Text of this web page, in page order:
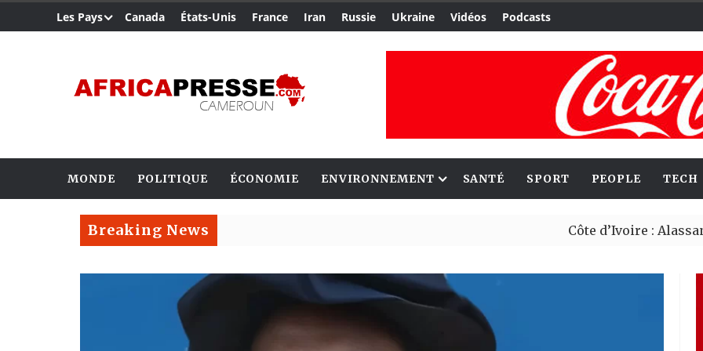
Les Pays Canada États-Unis France Iran Russie Ukraine Vidéos Podcasts
MONDE POLITIQUE ÉCONOMIE ENVIRONNEMENT SANTÉ SPORT PEOPLE TECH
Breaking News Côte d’Ivoire : Alassane